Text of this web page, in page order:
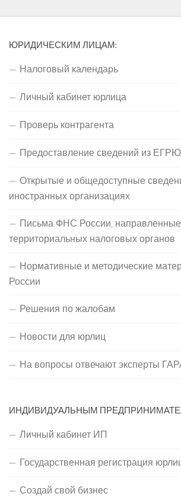
ЮРИДИЧЕСКИМ ЛИЦАМ:
Налоговый календарь
Личный кабинет юрлица
Проверь контрагента
Предоставление сведений из
Открытые и общедоступные
иностранных организациях
Письма ФНС России,
территориальных налоговых органов
Нормативные и методические
России
Решения по жалобам
Новости для юрлиц
На вопросы отвечают эксперты
ИНДИВИДУАЛЬНЫМ
Личный кабинет ИП
Государственная регистрация
Создай свой бизнес